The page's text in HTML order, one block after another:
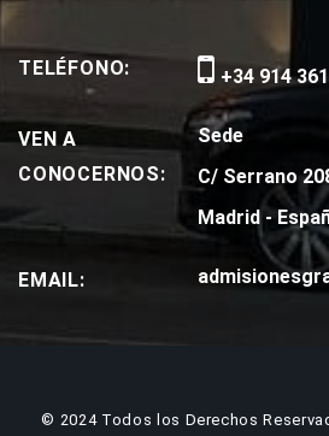
TELÉFONO: +34 914
VEN A
CONOCERNOS:
Sede
C/ Serrano
Madrid -
EMAIL:
© 2024 Todos los Derechos